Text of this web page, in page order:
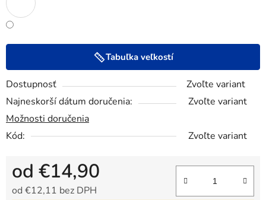
Tabuľka veľkostí
Dostupnosť
Zvoľte variant
Najneskorší dátum doručenia:
Zvoľte variant
Možnosti doručenia
Kód:
Zvoľte variant
od €14,90
od €12,11 bez DPH